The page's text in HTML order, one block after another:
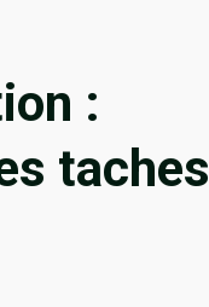
:
taches